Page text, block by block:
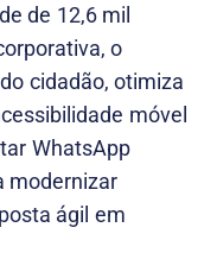
de 12,6 mil
o
cidadão, otimiza
móvel
WhatsApp
modernizar
ágil em